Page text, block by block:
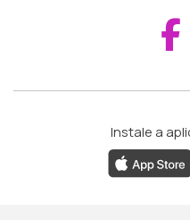
Instale a